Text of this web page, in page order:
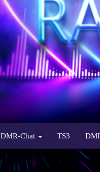
DMR-Chat TS3